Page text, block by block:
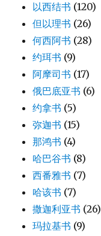
以西结书 (120)
但以理书 (26)
何西阿书 (28)
约珥书 (9)
阿摩司书 (17)
俄巴底亚书 (6)
约拿书 (5)
弥迦书 (15)
那鸿书 (4)
哈巴谷书 (8)
西番雅书 (7)
哈该书 (7)
撒迦利亚书 (26)
玛拉基书 (9)